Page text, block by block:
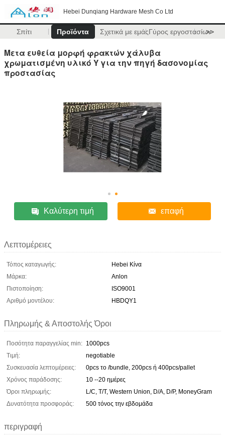
Hebei Dunqiang Hardware Mesh Co Ltd
Σπίτι Προϊόντα Σχετικά με εμάςΓύρος εργοστασίων
>>
Μετα ευθεία μορφή φρακτών χάλυβα
χρωματισμένη υλικό Υ για την πηγή δασονομίας
προστασίας
Καλύτερη τιμή επαφή
Λεπτομέρειες
Τόπος καταγωγής:
Hebei Κίνα
Μάρκα:
Anlon
Πιστοποίηση:
ISO9001
Αριθμό μοντέλου:
HBDQY1
Πληρωμής & Αποστολής Όροι
Ποσότητα παραγγελίας min: 1000pcs
Τιμή:
negotiable
Συσκευασία λεπτομέρειες:
0pcs το /bundle, 200pcs ή 400pcs/pallet
Χρόνος παράδοσης:
10 --20 ημέρες
Όροι πληρωμής:
L/C, T/T, Western Union, D/A, D/P, MoneyGram
Δυνατότητα προσφοράς:
500 τόνος την εβδομάδα
περιγραφή